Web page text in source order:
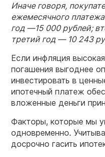
Иначе говоря,
ежемесячного
год —15 000 рублей;
третий год — 10 243
Если инфляция
погашения выгоднее
инвестировать в
ипотечный платеж
вложенные деньги
Факторы, которые мы
одновременно.
досрочно гасить